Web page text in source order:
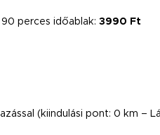
perces időablak: 3990 Ft
(kiindulási pont: 0 km –